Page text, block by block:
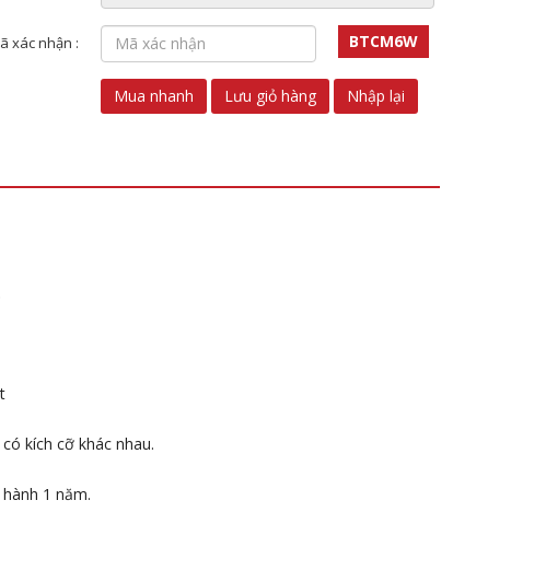
xác nhận : BTCM6W
Mua nhanh Lưu giỏ hàng Nhập lại
kích cỡ khác nhau.
1 năm.